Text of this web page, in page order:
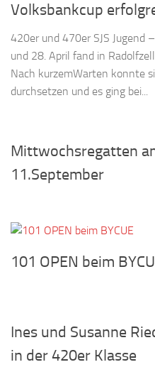
Volksbankcup
420er und 470er SJS Jugend
und 28. April fand in
Nach kurzemWarten konnte
durchsetzen und es ging bei...
Mittwochsregatten
11.September
101 OPEN beim
Ines und Susanne
in der 420er Klasse